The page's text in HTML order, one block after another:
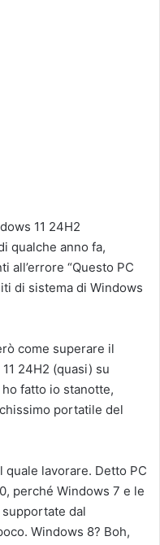
11 24H2
qualche anno fa,
all’errore “Questo PC
di sistema di Windows
come superare il
24H2 (quasi) su
fatto io stanotte,
portatile del
quale lavorare. Detto PC
perché Windows 7 e le
dal
Windows 8? Boh,